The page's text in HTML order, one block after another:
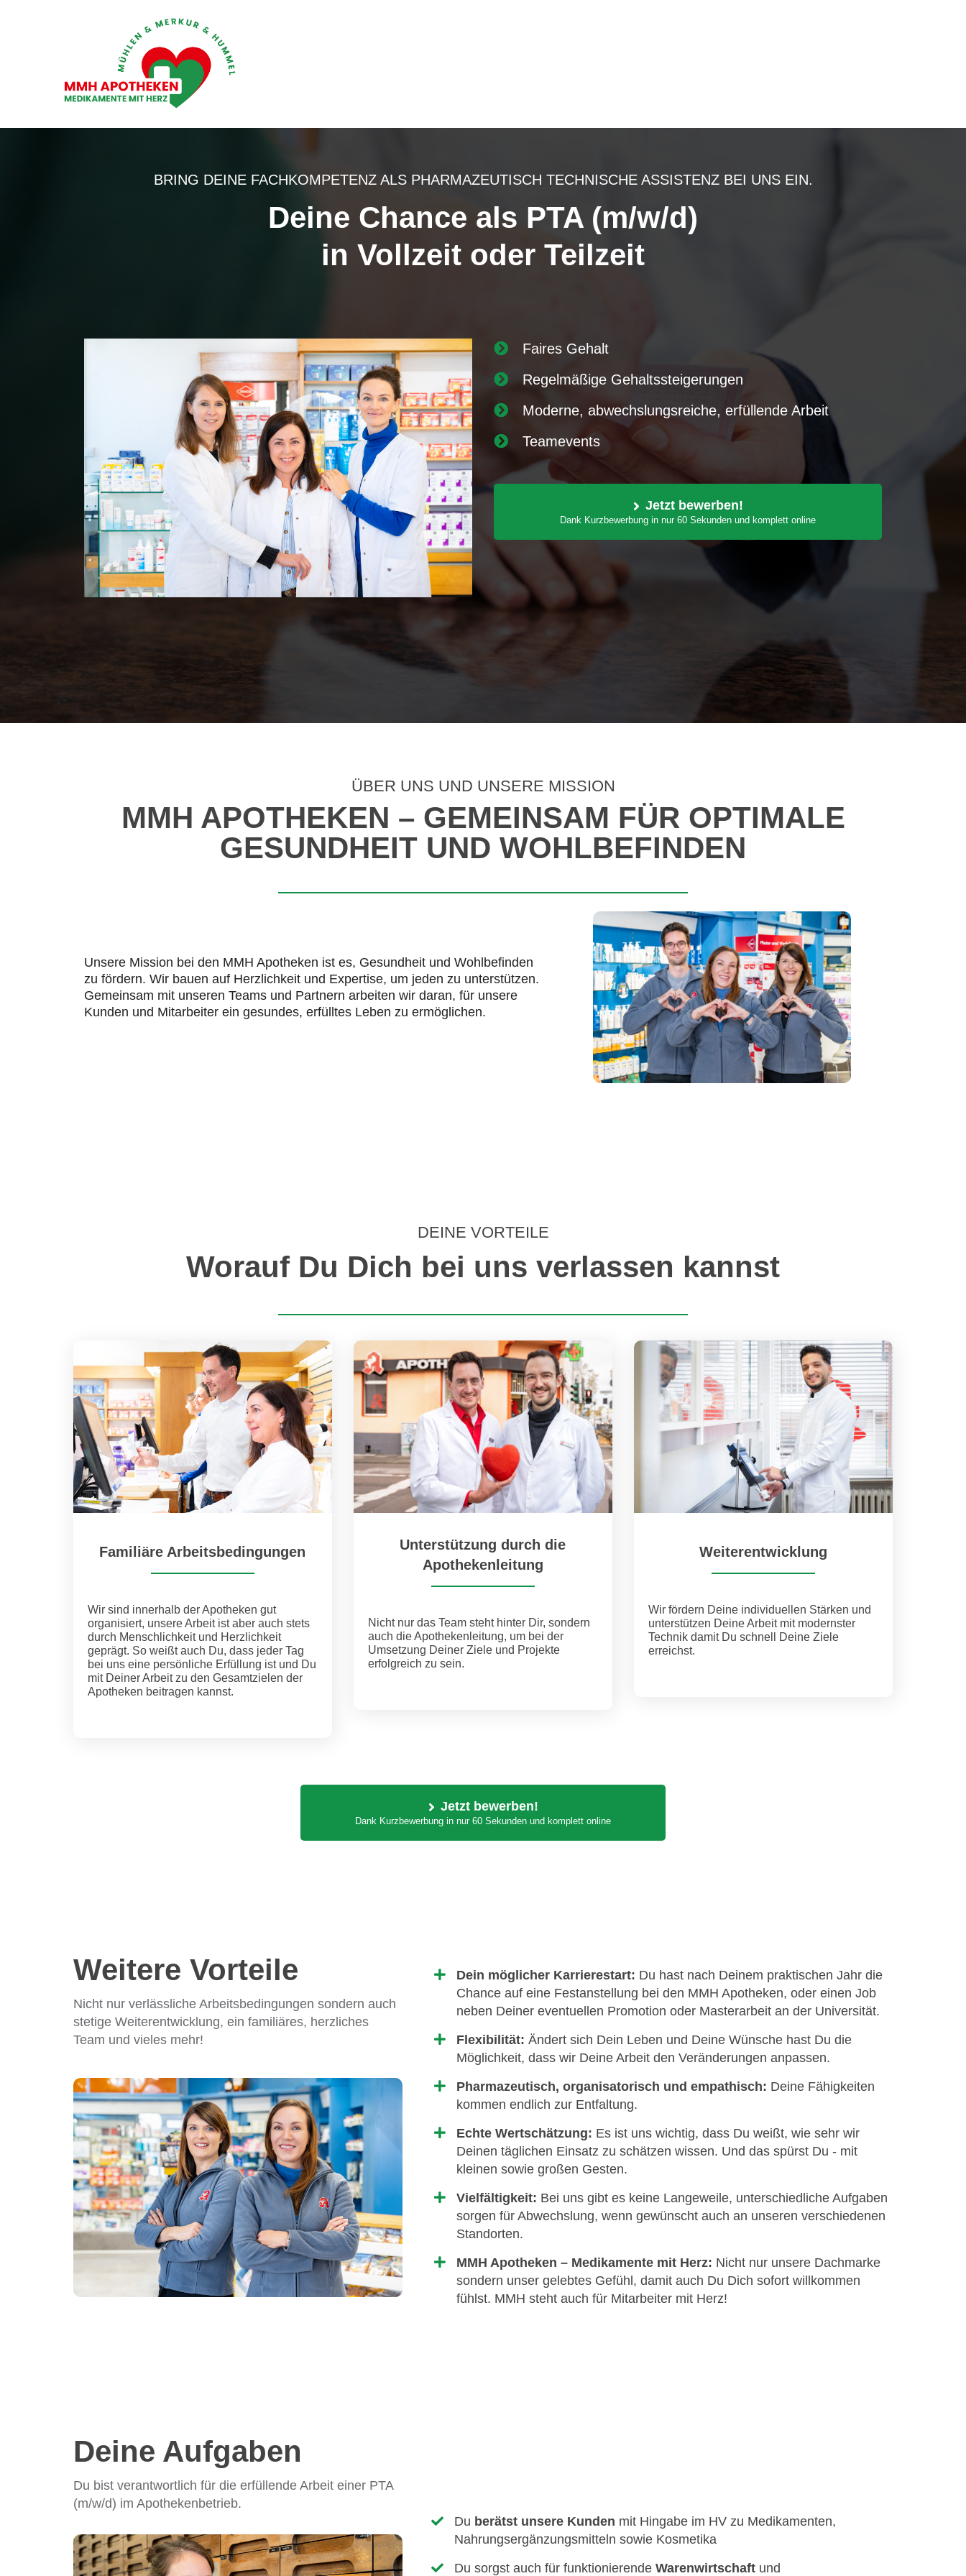
BRING DEINE FACHKOMPETENZ ALS PHARMAZEUTISCH TECHNISCHE ASSISTENZ BEI UNS EIN.
Deine Chance als PTA (m/w/d)
in Vollzeit oder Teilzeit
Faires Gehalt
Regelmäßige Gehaltssteigerungen
Moderne, abwechslungsreiche, erfüllende Arbeit
Teamevents
Jetzt bewerben!
Dank Kurzbewerbung in nur 60 Sekunden und komplett online
ÜBER UNS UND UNSERE MISSION
MMH APOTHEKEN – GEMEINSAM FÜR OPTIMALE
GESUNDHEIT UND WOHLBEFINDEN
Unsere Mission bei den MMH Apotheken ist es, Gesundheit und Wohlbefinden
zu fördern. Wir bauen auf Herzlichkeit und Expertise, um jeden zu unterstützen.
Gemeinsam mit unseren Teams und Partnern arbeiten wir daran, für unsere
Kunden und Mitarbeiter ein gesundes, erfülltes Leben zu ermöglichen.
DEINE VORTEILE
Worauf Du Dich bei uns verlassen kannst
Familiäre Arbeitsbedingungen
Wir sind innerhalb der Apotheken gut
organisiert, unsere Arbeit ist aber auch stets
durch Menschlichkeit und Herzlichkeit
geprägt. So weißt auch Du, dass jeder Tag
bei uns eine persönliche Erfüllung ist und Du
mit Deiner Arbeit zu den Gesamtzielen der
Apotheken beitragen kannst.
Unterstützung durch die
Apothekenleitung
Nicht nur das Team steht hinter Dir, sondern
auch die Apothekenleitung, um bei der
Umsetzung Deiner Ziele und Projekte
erfolgreich zu sein.
Weiterentwicklung
Wir fördern Deine individuellen Stärken und
unterstützen Deine Arbeit mit modernster
Technik damit Du schnell Deine Ziele
erreichst.
Jetzt bewerben!
Dank Kurzbewerbung in nur 60 Sekunden und komplett online
Weitere Vorteile
Nicht nur verlässliche Arbeitsbedingungen sondern auch
stetige Weiterentwicklung, ein familiäres, herzliches
Team und vieles mehr!
Dein möglicher Karrierestart: Du hast nach Deinem praktischen Jahr die
Chance auf eine Festanstellung bei den MMH Apotheken, oder einen Job
neben Deiner eventuellen Promotion oder Masterarbeit an der Universität.
Flexibilität: Ändert sich Dein Leben und Deine Wünsche hast Du die
Möglichkeit, dass wir Deine Arbeit den Veränderungen anpassen.
Pharmazeutisch, organisatorisch und empathisch: Deine Fähigkeiten
kommen endlich zur Entfaltung.
Echte Wertschätzung: Es ist uns wichtig, dass Du weißt, wie sehr wir
Deinen täglichen Einsatz zu schätzen wissen. Und das spürst Du - mit
kleinen sowie großen Gesten.
Vielfältigkeit: Bei uns gibt es keine Langeweile, unterschiedliche Aufgaben
sorgen für Abwechslung, wenn gewünscht auch an unseren verschiedenen
Standorten.
MMH Apotheken – Medikamente mit Herz: Nicht nur unsere Dachmarke
sondern unser gelebtes Gefühl, damit auch Du Dich sofort willkommen
fühlst. MMH steht auch für Mitarbeiter mit Herz!
Deine Aufgaben
Du bist verantwortlich für die erfüllende Arbeit einer PTA
(m/w/d) im Apothekenbetrieb.
Du berätst unsere Kunden mit Hingabe im HV zu Medikamenten,
Nahrungsergänzungsmitteln sowie Kosmetika
Du sorgst auch für funktionierende Warenwirtschaftund